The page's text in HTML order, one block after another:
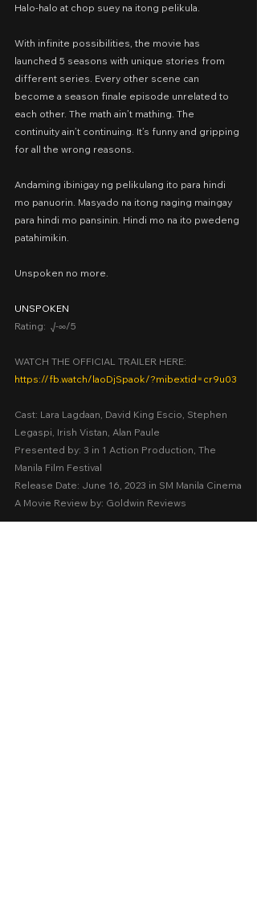
Halo-halo at chop suey na itong pelikula.
With infinite possibilities, the movie has
launched 5 seasons with unique stories from
different series. Every other scene can
become a season finale episode unrelated to
each other. The math ain’t mathing. The
continuity ain’t continuing. It’s funny and gripping
for all the wrong reasons.
Andaming ibinigay ng pelikulang ito para hindi
mo panuorin. Masyado na itong naging maingay
para hindi mo pansinin. Hindi mo na ito pwedeng
patahimikin.
Unspoken no more.
UNSPOKEN
Rating:  √-∞/5
WATCH THE OFFICIAL TRAILER HERE:
https://fb.watch/laoDjSpaok/?mibextid=cr9u03
Cast: Lara Lagdaan, David King Escio, Stephen
Legaspi, Irish Vistan, Alan Paule
Presented by: 3 in 1 Action Production, The
Manila Film Festival
Release Date: June 16, 2023 in SM Manila Cinema
A Movie Review by: Goldwin Reviews